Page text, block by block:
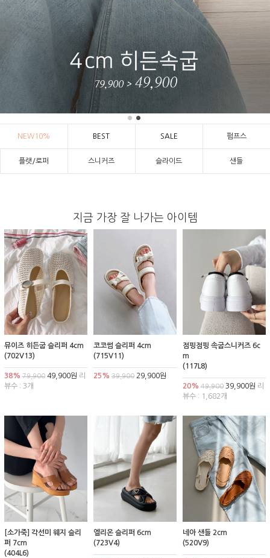
NEW10% BEST SALE 펌프스
플랫/로퍼 스니커즈 슬라이드 샌들
지금 가장 잘 나가는 아이템
뮤이즈 히든굽 슬리퍼 4cm
(702V13)
38% 79,900 49,900원 리
뷰수 : 3개
코코썸 슬리퍼 4cm
(715V11)
25% 39,90029,900원
점핑점핑 속굽스니커즈 6c
m
(117L8)
20% 49,90039,900원 리
뷰수 : 1,682개
[소가죽] 각선미 웨지 슬리
퍼 7cm
(404L6)
엘리온 슬리퍼 6cm
(723V4)
네아 샌들 2cm
(520V9)